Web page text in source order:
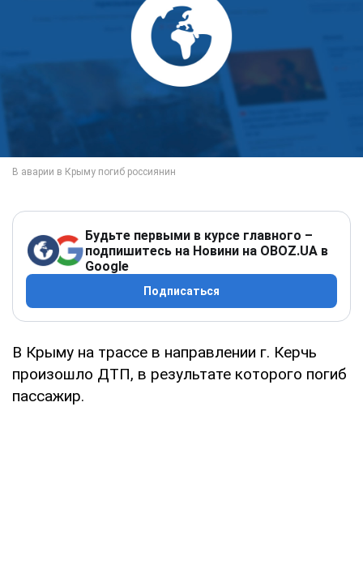
Будьте первыми в курсе главного –
подпишитесь на Новини на OBOZ.UA в
Google
Подписаться
В Крыму на трассе в направлении г. Керчь
произошло ДТП, в результате которого погиб
пассажир.